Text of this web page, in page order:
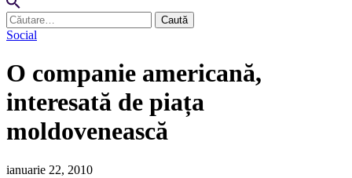
Caută
după:
Social
O companie americană,
interesată de piața
moldovenească
ianuarie 22, 2010